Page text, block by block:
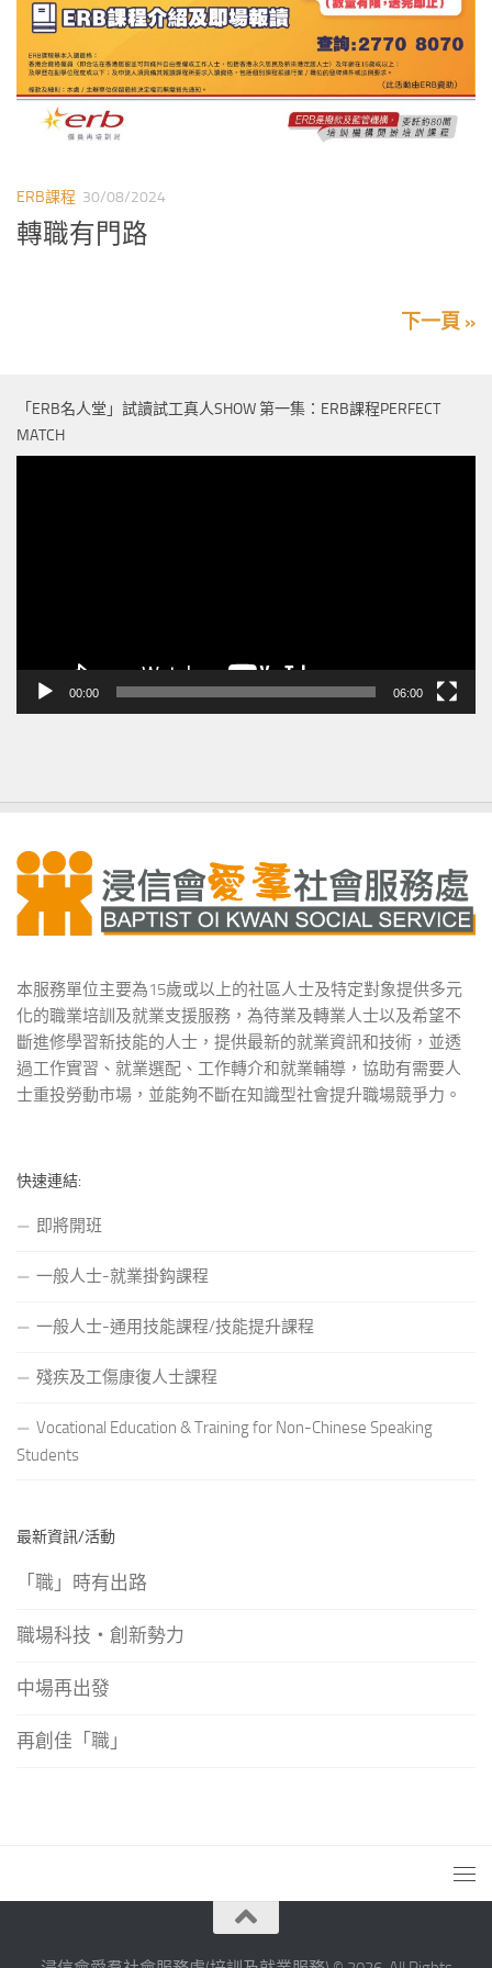
ERB課程 30/08/2024
轉職有門路
下一頁 »
「ERB名人堂」試讀試工真人SHOW 第一集：ERB課程PERFECT
MATCH
00:00 06:00
本服務單位主要為15歲或以上的社區人士及特定對象提供多元
化的職業培訓及就業支援服務，為待業及轉業人士以及希望不
斷進修學習新技能的人士，提供最新的就業資訊和技術，並透
過工作實習、就業選配、工作轉介和就業輔導，協助有需要人
士重投勞動市場，並能夠不斷在知識型社會提升職場競爭力。
快速連結:
即將開班
一般人士-就業掛鈎課程
一般人士-通用技能課程/技能提升課程
殘疾及工傷康復人士課程
Vocational Education & Training for Non-Chinese Speaking
Students
最新資訊/活動
「職」時有出路
職場科技‧創新勢力
中場再出發
再創佳「職」